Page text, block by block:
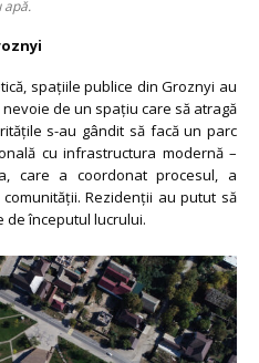
apă.
spațiile publice din Groznyi au
nevoie de un spațiu care să atragă
s-au gândit să facă un parc
cu infrastructura modernă –
care a coordonat procesul, a
Rezidenții au putut să
începutul lucrului.